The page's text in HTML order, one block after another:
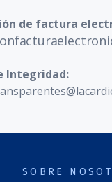
de factura
Integridad:
SOBRE